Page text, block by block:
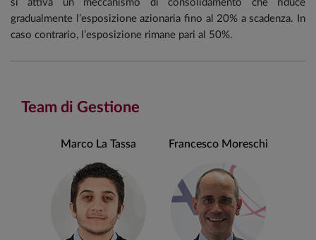
si attiva un meccanismo di consolidamento che riduce
gradualmente l’esposizione azionaria fino al 20% a scadenza. In
caso contrario, l’esposizione rimane pari al 50%.
Team di Gestione
Marco La Tassa Francesco Moreschi